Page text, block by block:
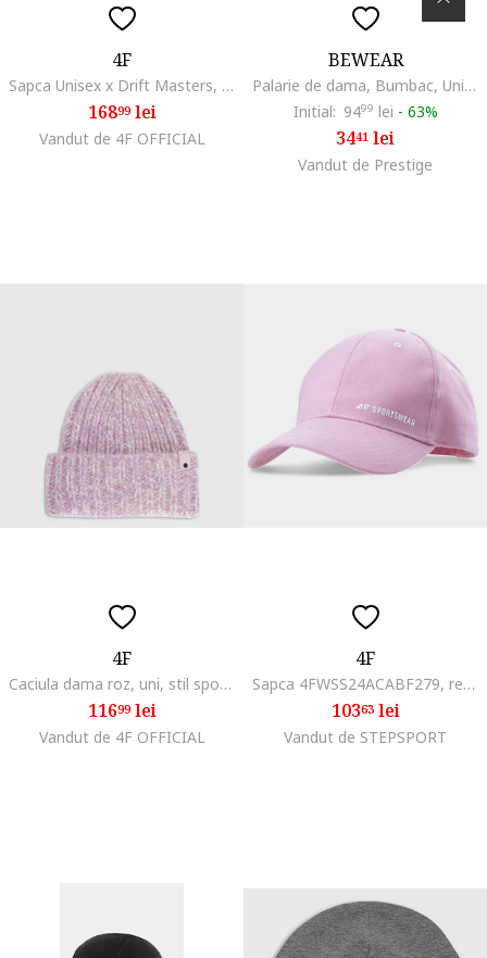
4F
Sapca Unisex x Drift Masters, Fullcap, Bumbac, Snapback Reglabil, Negru/Galben/Alb, Colectia SS25
16899lei
Vandut de 4F OFFICIAL
BEWEAR
Palarie de dama, Bumbac, Universal, Gri
Initial: 9499 lei - 63%
3441 lei
Vandut de Prestige
4F
Caciula dama roz, uni, stil sportiv, sezon toamna-iarna
11699lei
Vandut de 4F OFFICIAL
4F
Sapca 4FWSS24ACABF279, reglabila cu catarama, roz, pentru femei
10363lei
Vandut de STEPSPORT